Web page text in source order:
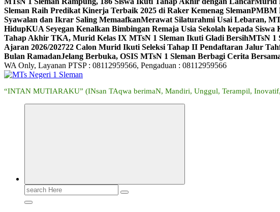
Sleman Raih Predikat Kinerja Terbaik 2025 di Raker Kemenag SlemanPMBM
Syawalan dan Ikrar Saling MemaafkanMerawat Silaturahmi Usai Lebaran,
HidupKUA Seyegan Kenalkan Bimbingan Remaja Usia Sekolah kepada Siswa
Tahap Akhir TKA, Murid Kelas IX MTsN 1 Sleman Ikuti Gladi BersihMTsN 1
Ajaran 2026/202722 Calon Murid Ikuti Seleksi Tahap II Pendaftaran Jalur
Bulan RamadanJelang Berbuka, OSIS MTsN 1 Sleman Berbagi Cerita
WA Only, Layanan PTSP : 08112959566, Pengaduan : 08112959566
“INTAN MUTIARAKU” (INsan TAqwa berimaN, Mandiri, Unggul, Terampil,
Search
for: